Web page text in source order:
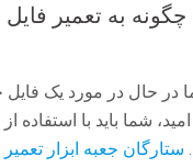
2: چگونه به تعمیر
در حال در مورد یک
شما باید با استفاده
ستارگان جعبه ابزار تعمیر